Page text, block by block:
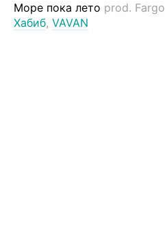
Море пока лето prod. Fargo
Хабиб, VAVAN